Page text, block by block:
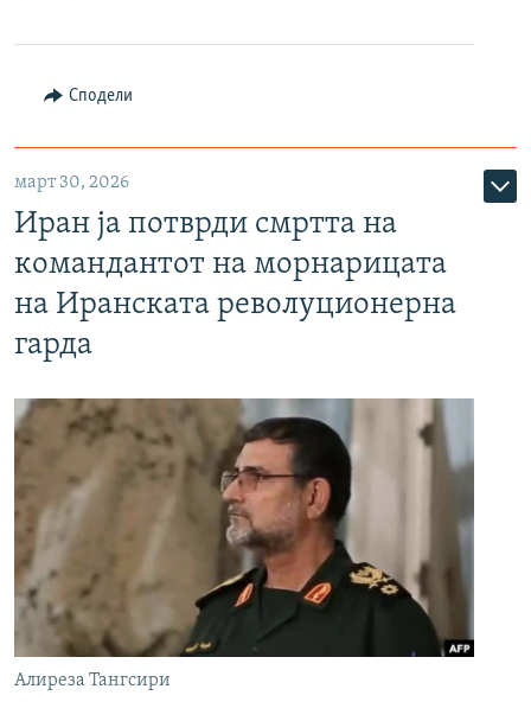
Сподели
март 30, 2026
Иран ја потврди смртта на
командантот на морнарицата
на Иранската револуционерна
гарда
Алиреза Тангсири